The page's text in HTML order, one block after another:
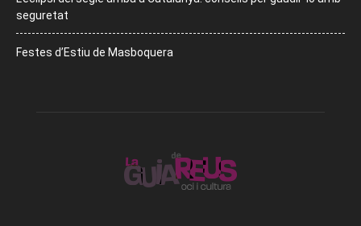
seguretat
Festes d’Estiu de Masboquera